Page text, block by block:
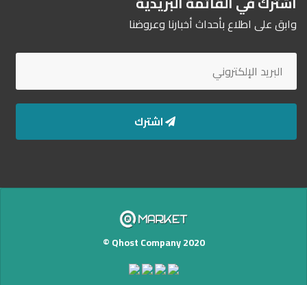
وابق على اطلاع بأحداث أخبارنا وعروضنا
اشترك
Qhost Company 2020 ©